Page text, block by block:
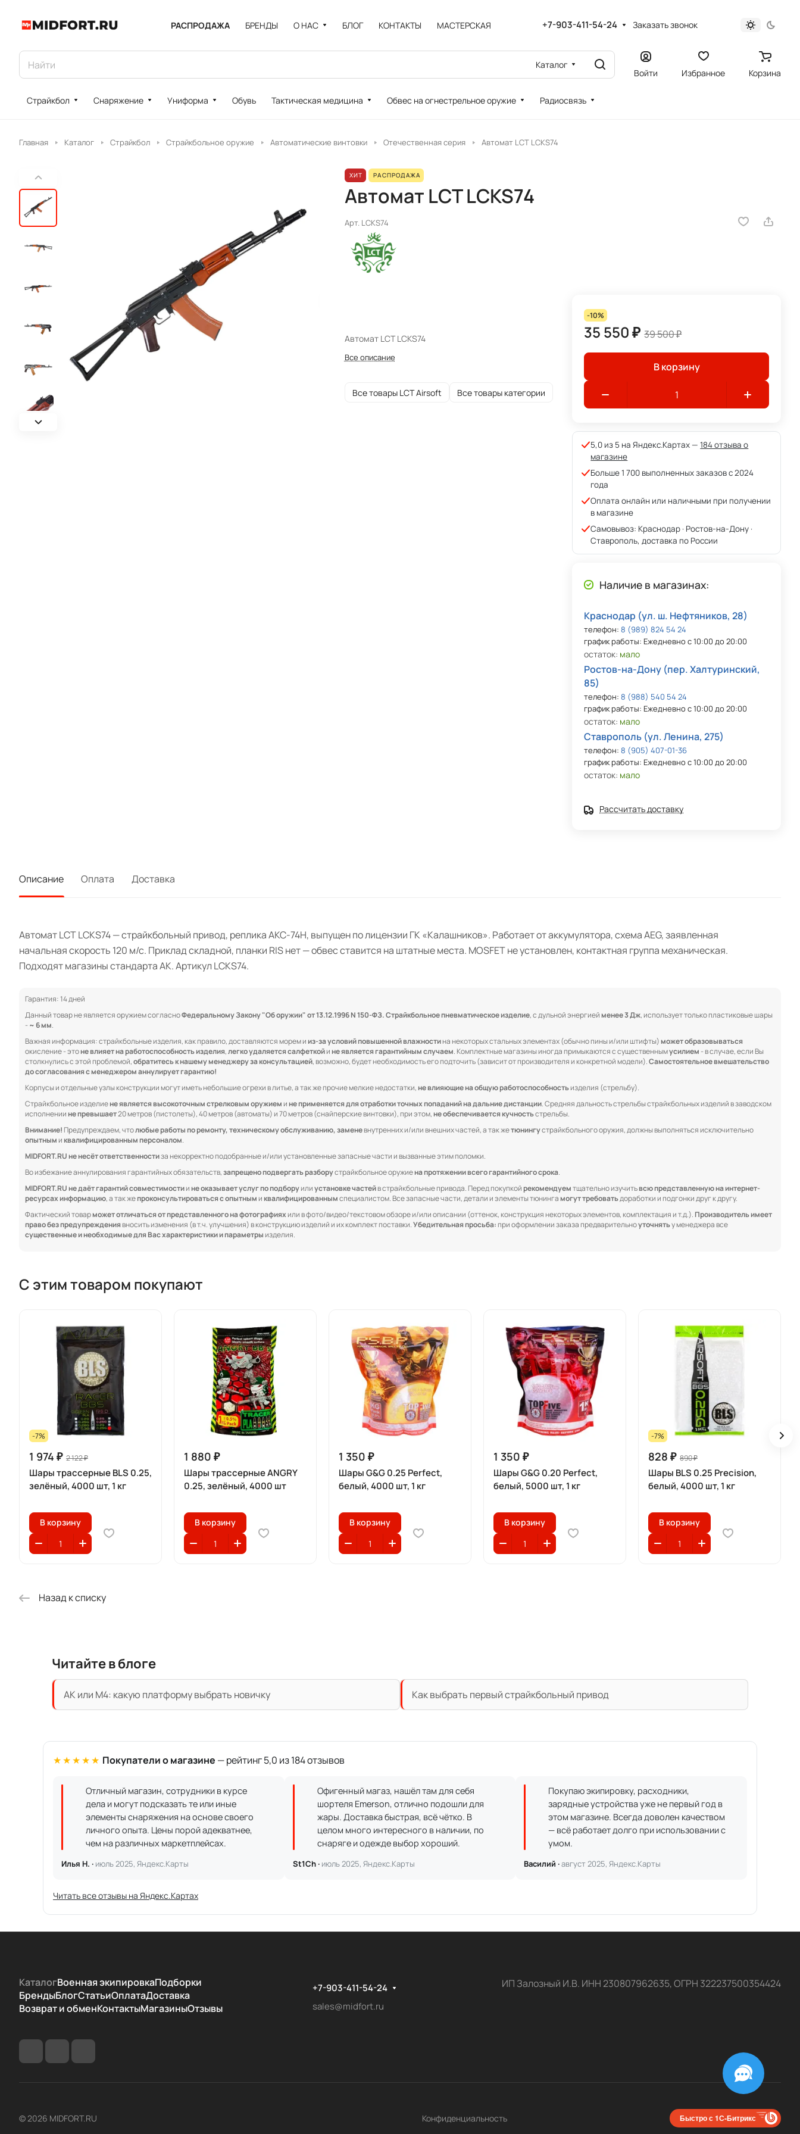
РАСПРОДАЖА БРЕНДЫ О НАС БЛОГ КОНТАКТЫ МАСТЕРСКАЯ +7-903-411-54-24 Заказать звонок
Каталог
Войти Избранное Корзина
Страйкбол Снаряжение Униформа Обувь Тактическая медицина Обвес на огнестрельное оружие Радиосвязь
Главная Каталог Страйкбол Страйкбольное оружие Автоматические винтовки Отечественная серия Автомат LCT LCKS74
ХИТ РАСПРОДАЖА
Автомат LCT LCKS74
Арт. LCKS74
Автомат LCT LCKS74
Все описание
Все товары LCT Airsoft Все товары категории
-10%
35 550 ₽ 39 500 ₽
В корзину
5,0 из 5 на Яндекс.Картах —184 отзыва о
магазине
Больше 1 700 выполненных заказов с 2024
года
Оплата онлайн или наличными при получении
в магазине
Самовывоз: Краснодар · Ростов-на-Дону ·
Ставрополь, доставка по России
Наличие в магазинах:
Краснодар (ул. ш. Нефтяников, 28)
телефон:8 (989) 824 54 24
график работы: Ежедневно с 10:00 до 20:00
остаток: мало
Ростов-на-Дону (пер. Халтуринский,
85)
телефон:8 (988) 540 54 24
график работы: Ежедневно с 10:00 до 20:00
остаток: мало
Ставрополь (ул. Ленина, 275)
телефон:8 (905) 407-01-36
график работы: Ежедневно с 10:00 до 20:00
остаток: мало
Рассчитать доставку
Описание Оплата Доставка
Автомат LCT LCKS74 — страйкбольный привод, реплика АКС-74Н, выпущен по лицензии ГК «Калашников». Работает от аккумулятора, схема AEG, заявленная
начальная скорость 120 м/с. Приклад складной, планки RIS нет — обвес ставится на штатные места. MOSFET не установлен, контактная группа механическая.
Подходят магазины стандарта АК. Артикул LCKS74.
Гарантия: 14 дней
Данный товар не является оружием согласноФедеральному Закону "Об оружии" от 13.12.1996 N 150-ФЗ.Страйкбольное пневматическое изделие, с дульной энергиейменее 3 Дж, использует только пластиковые шары
-~ 6 мм.
Важная информация: страйкбольные изделия, как правило, доставляются морем ииз-за условий повышенной влажностина некоторых стальных элементах (обычно пины и/или штифты)может образовываться
окисление - этоне влияет на работоспособность изделия,легко удаляется салфеткойине является гарантийным случаем. Комплектные магазины иногда примыкаются с существеннымусилием- в случае, если Вы
столкнулись с этой проблемой,обратитесь к нашему менеджеру за консультацией, возможно, будет необходимость его подточить (зависит от производителя и конкретной модели).Самостоятельное вмешательство
до согласования с менеджером аннулирует гарантию!
Корпусы и отдельные узлы конструкции могут иметь небольшие огрехи в литье, а так же прочие мелкие недостатки,не влияющие на общую работоспособностьизделия (стрельбу).
Страйкбольное изделиене является высокоточным стрелковым оружиемине применяется для отработки точных попаданий на дальние дистанции. Средняя дальность стрельбы страйкбольных изделий в заводском
исполнениине превышает20 метров (пистолеты), 40 метров (автоматы) и 70 метров (снайперские винтовки), при этом,не обеспечивается кучностьстрельбы.
Внимание! Предупреждаем, чтолюбые работы по ремонту, техническому обслуживанию, заменевнутренних и/или внешних частей, а так жетюнингустрайкбольного оружия, должны выполняться исключительно
опытнымиквалифицированным персоналом.
MIDFORT.RU не несёт ответственностиза некорректно подобранные и/или установленные запасные части и вызванные этим поломки.
Во избежание аннулирования гарантийных обязательств,запрещено подвергать разборустрайкбольное оружиена протяжении всего гарантийного срока.
MIDFORT.RU не даёт гарантий совместимостиине оказывает услуг по подборуилиустановке частейв страйкбольные привода. Перед покупкойрекомендуемтщательно изучитьвсю представленную на интернет-
ресурсах информацию, а так жепроконсультироваться с опытнымиквалифицированнымспециалистом. Все запасные части, детали и элементы тюнингамогут требоватьдоработки и подгонки друг к другу.
Фактический товарможет отличаться от представленного на фотографияхили в фото/видео/текстовом обзоре и/или описании (оттенок, конструкция некоторых элементов, комплектация и т.д.). Производитель имеет
право без предупреждениявносить изменения (в т.ч. улучшения) в конструкцию изделий и их комплект поставки.Убедительная просьба:при оформлении заказа предварительноуточнятьу менеджера все
существенные и необходимые для Вас характеристики и параметрыизделия.
С этим товаром покупают
-7%
1 974 ₽ 2 122 ₽
Шары трассерные BLS 0.25,
зелёный, 4000 шт, 1 кг
В корзину
1 880 ₽
Шары трассерные ANGRY
0.25, зелёный, 4000 шт
В корзину
1 350 ₽
Шары G&G 0.25 Perfect,
белый, 4000 шт, 1 кг
В корзину
1 350 ₽
Шары G&G 0.20 Perfect,
белый, 5000 шт, 1 кг
В корзину
-7%
828 ₽ 890 ₽
Шары BLS 0.25 Precision,
белый, 4000 шт, 1 кг
В корзину
Назад к списку
Читайте в блоге
АК или M4: какую платформу выбрать новичку Как выбрать первый страйкбольный привод
★★★★★ Покупатели о магазине — рейтинг 5,0 из 184 отзывов
Отличный магазин, сотрудники в курсе
дела и могут подсказать те или иные
элементы снаряжения на основе своего
личного опыта. Цены порой адекватнее,
чем на различных маркетплейсах.
Илья Н. · июль 2025, Яндекс.Карты
Офигенный магаз, нашёл там для себя
шортеля Emerson, отлично подошли для
жары. Доставка быстрая, всё чётко. В
целом много интересного в наличии, по
снаряге и одежде выбор хороший.
St1Ch · июль 2025, Яндекс.Карты
Покупаю экипировку, расходники,
зарядные устройства уже не первый год в
этом магазине. Всегда доволен качеством
— всё работает долго при использовании с
умом.
Василий ·август 2025, Яндекс.Карты
Читать все отзывы на Яндекс.Картах
КаталогВоенная экипировкаПодборки
БрендыБлогСтатьиОплатаДоставка
Возврат и обменКонтактыМагазиныОтзывы
+7-903-411-54-24
sales@midfort.ru
ИП Залозный И.В. ИНН 230807962635, ОГРН 322237500354424
© 2026 MIDFORT.RU Конфиденциальность Быстро с 1С-Битрикс